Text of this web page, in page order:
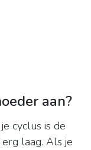
aan?
cyclus is de
laag. Als je